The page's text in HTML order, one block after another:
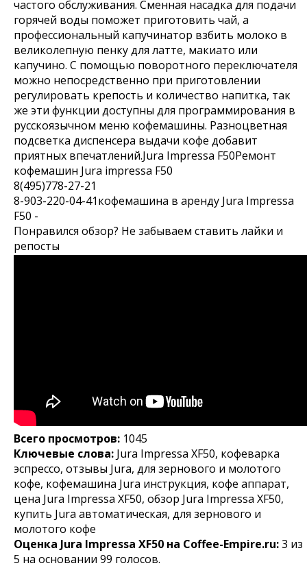
частого обслуживания. Сменная насадка для подачи
горячей воды поможет приготовить чай, а
профессиональный капучинатор взбить молоко в
великолепную пенку для латте, макиато или
капучино. С помощью поворотного переключателя
можно непосредственно при приготовлении
регулировать крепость и количество напитка, так
же эти функции доступны для программирования в
русскоязычном меню кофемашины. Разноцветная
подсветка диспенсера выдачи кофе добавит
приятных впечатлений.Jura Impressa F50Ремонт
кофемашин Jura impressa F50
8(495)778-27-21
8-903-220-04-41кофемашина в аренду Jura Impressa
F50 -
Понравился обзор? Не забываем ставить лайки и
репосты
Всего просмотров:1045
Ключевые слова:Jura Impressa XF50, кофеварка
эспрессо, отзывы Jura, для зернового и молотого
кофе, кофемашина Jura инструкция, кофе аппарат,
цена Jura Impressa XF50, обзор Jura Impressa XF50,
купить Jura автоматическая, для зернового и
молотого кофе
Оценка Jura Impressa XF50на Coffee-Empire.ru:3 из
5 на основании 99 голосов.